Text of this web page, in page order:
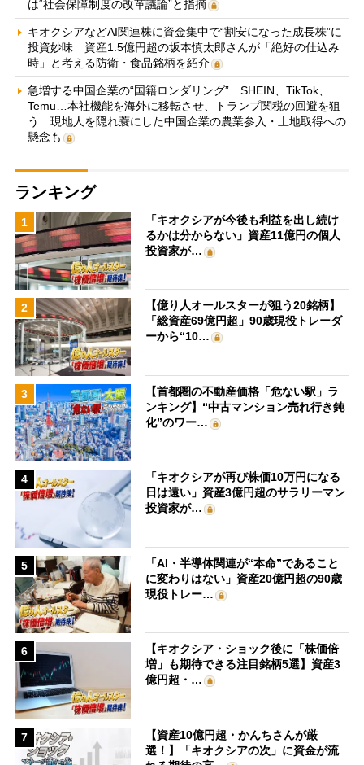
は“社会保障制度の改革議論”と指摘
キオクシアなどAI関連株に資金集中で“割安になった成長株”に
投資妙味 資産1.5億円超の坂本慎太郎さんが「絶好の仕込み
時」と考える防衛・食品銘柄を紹介
急増する中国企業の“国籍ロンダリング” SHEIN、TikTok、
Temu…本社機能を海外に移転させ、トランプ関税の回避を狙
う 現地人を隠れ蓑にした中国企業の農業参入・土地取得への
懸念も
ランキング
1
「キオクシアが今後も利益を出し続け
るかは分からない」資産11億円の個人
投資家が…
2
【億り人オールスターが狙う20銘柄】
「総資産69億円超」90歳現役トレーダ
ーから“10…
3
【首都圏の不動産価格「危ない駅」ラ
ンキング】“中古マンション売れ行き鈍
化”のワー…
4
「キオクシアが再び株価10万円になる
日は遠い」資産3億円超のサラリーマン
投資家が…
5
「AI・半導体関連が“本命”であること
に変わりはない」資産20億円超の90歳
現役トレー…
6
【キオクシア・ショック後に「株価倍
増」も期待できる注目銘柄5選】資産3
億円超・…
7
【資産10億円超・かんちさんが厳
選！】「キオクシアの次」に資金が流